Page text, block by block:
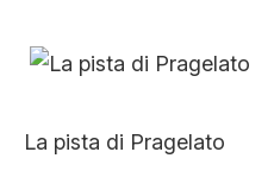
La pista di Pragelato